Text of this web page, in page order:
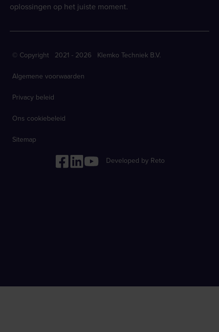
oplossingen op het juiste moment.
© Copyright 2021 - 2026 Klemko Techniek B.V.
Algemene voorwaarden
Privacy beleid
Ons cookiebeleid
Sitemap
Developed by Reto